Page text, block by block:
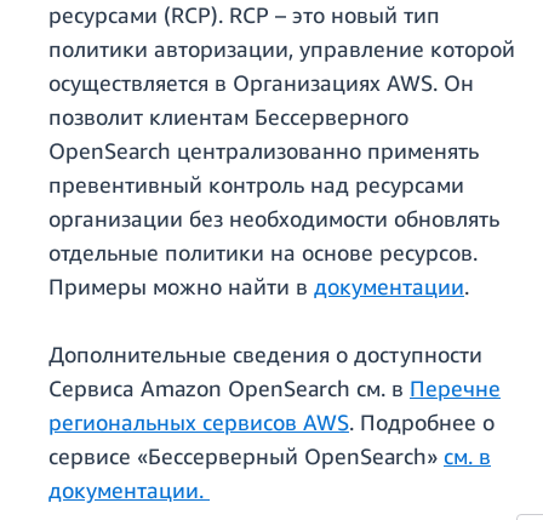
ресурсами (RCP). RCP – это новый тип
политики авторизации, управление которой
осуществляется в Организациях AWS. Он
позволит клиентам Бессерверного
OpenSearch централизованно применять
превентивный контроль над ресурсами
организации без необходимости обновлять
отдельные политики на основе ресурсов.
Примеры можно найти в документации.
Дополнительные сведения о доступности
Сервиса Amazon OpenSearch см. в Перечне
региональных сервисов AWS. Подробнее о
сервисе «Бессерверный OpenSearch» см. в
документации.